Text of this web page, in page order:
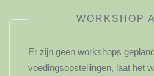
WORKSHOP
Er zijn geen workshops
voedingsopstellingen, laat het